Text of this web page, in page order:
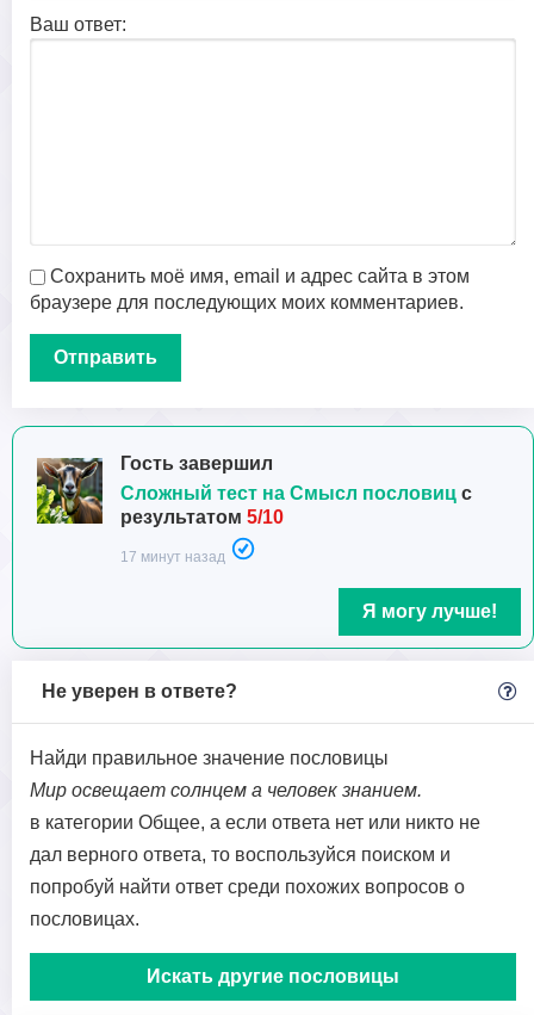
Ваш ответ:
Сохранить моё имя, email и адрес сайта в этом
браузере для последующих моих комментариев.
Гость завершил
Сложный тест на Смысл пословиц с
результатом 5/10
17 минут назад
Я могу лучше!
Не уверен в ответе?
Найди правильное значение пословицы
Мир освещает солнцем а человек знанием.
в категории Общее, а если ответа нет или никто не
дал верного ответа, то воспользуйся поиском и
попробуй найти ответ среди похожих вопросов о
пословицах.
Искать другие пословицы